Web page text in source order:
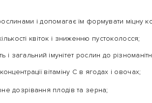
і допомагає їм формувати міцну
квіток і зниженню пустоколосся;
і загальний імунітет рослин до
вітаміну С в ягодах і овочах;
дозрівання плодів та зерна;